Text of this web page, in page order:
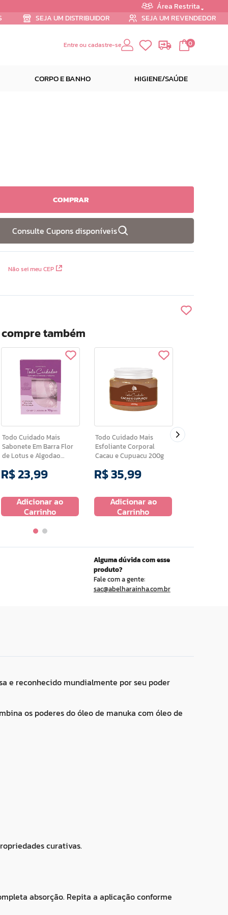
Área Restrita
SEJA UM DISTRIBUIDOR SEJA UM REVENDEDOR
Entre ou cadastre-se 0
CORPO E BANHO HIGIENE/SAÚDE
COMPRAR
Consulte Cupons disponíveis
Não sei meu CEP
também
Todo Cuidado Mais
Sabonete Em Barra Flor
de Lotus e Algodao
R$23,99
Adicionar ao
Carrinho
Todo Cuidado Mais
Esfoliante Corporal
Cacau e Cupuacu 200g
R$35,99
Adicionar ao
Carrinho
Alguma dúvida com esse
produto?
Fale com a gente:
sac@abelharainha.com.br
e reconhecido mundialmente por seu poder
os poderes do óleo de manuka com óleo de
curativas.
absorção. Repita a aplicação conforme